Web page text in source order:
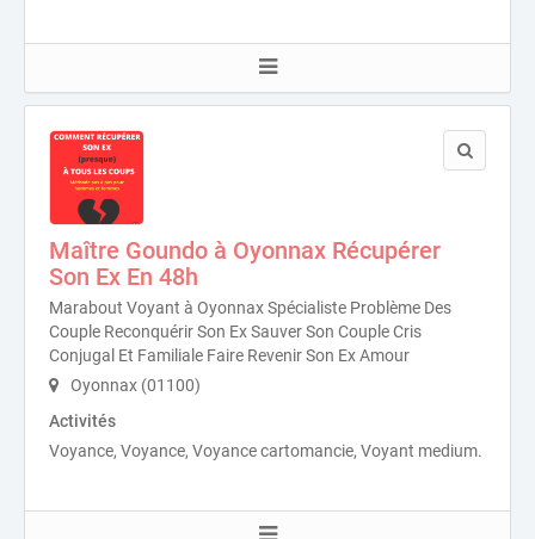
Maître Goundo à Oyonnax Récupérer
Son Ex En 48h
Marabout Voyant à Oyonnax Spécialiste Problème Des
Couple Reconquérir Son Ex Sauver Son Couple Cris
Conjugal Et Familiale Faire Revenir Son Ex Amour
Oyonnax (01100)
Activités
Voyance, Voyance, Voyance cartomancie, Voyant medium.